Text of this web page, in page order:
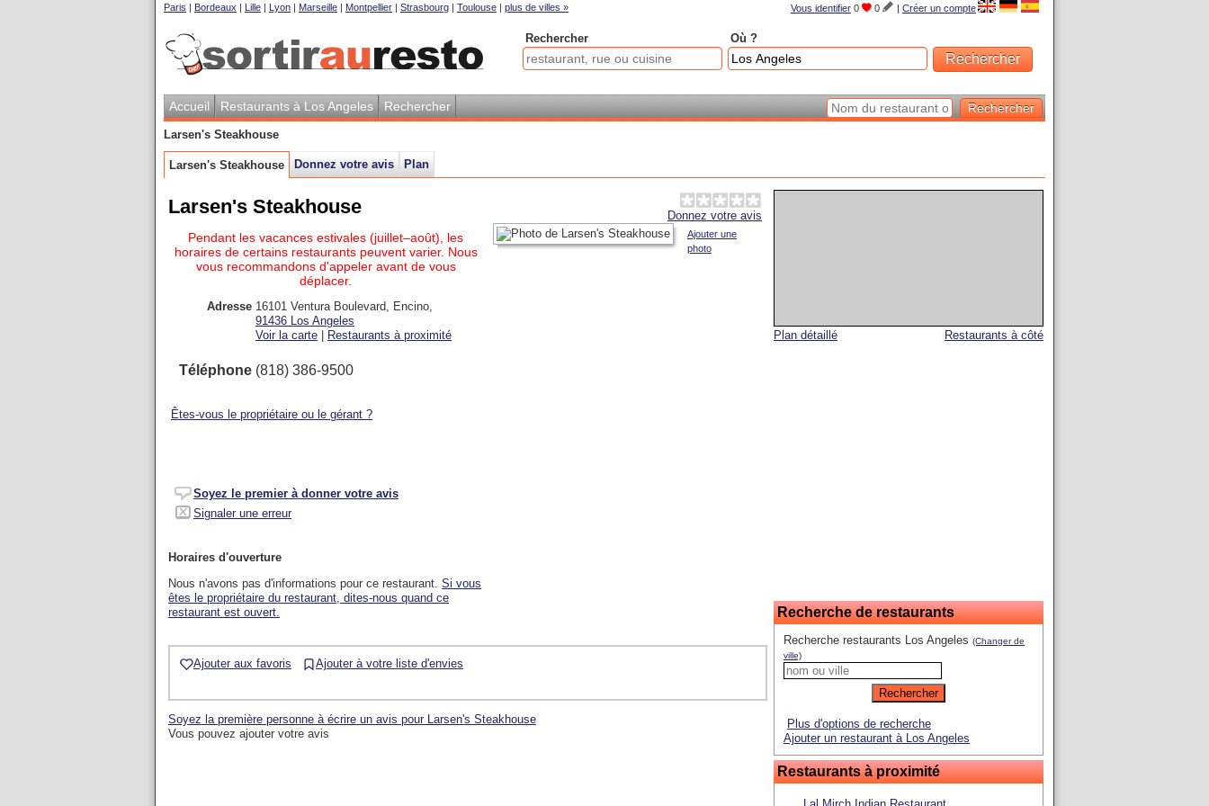
Vous identifier 0 0 | Créer un compte
Paris | Bordeaux | Lille | Lyon | Marseille | Montpellier | Strasbourg | Toulouse | plus de villes »
Rechercher Où ?
Accueil Restaurants à Los Angeles Rechercher
Larsen's Steakhouse
Larsen's Steakhouse Donnez votre avis Plan
Restaurants à côté
Plan détaillé
Recherche de restaurants
Recherche restaurants Los Angeles (Changer de
ville)
Plus d'options de recherche
Ajouter un restaurant à Los Angeles
Restaurants à proximité
Donnez votre avis
Larsen's Steakhouse
Ajouter une
photo
Pendant les vacances estivales (juillet–août), les
horaires de certains restaurants peuvent varier. Nous
vous recommandons d'appeler avant de vous
déplacer.
Adresse 16101 Ventura Boulevard, Encino,
91436 Los Angeles
Voir la carte
Restaurants à proximité
Téléphone (818) 386-9500
Êtes-vous le propriétaire ou le gérant ?
Soyez le premier à donner votre avis
Signaler une erreur
Horaires d'ouverture
Nous n'avons pas d'informations pour ce restaurant. Si vous
êtes le propriétaire du restaurant, dites-nous quand ce
restaurant est ouvert.
Ajouter aux favoris Ajouter à votre liste d'envies
Soyez la première personne à écrire un avis pour Larsen's Steakhouse
Vous pouvez ajouter votre avis